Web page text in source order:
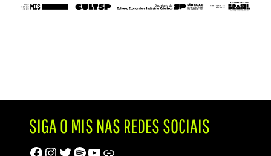
SIGA O MIS NAS REDES SOCIAIS
Facebook
Instagram
Twitter
Spotify
Youtube
Trip Advisor